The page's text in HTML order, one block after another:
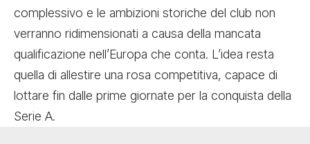
complessivo e le ambizioni storiche del club non
verranno ridimensionati a causa della mancata
qualificazione nell’Europa che conta. L’idea resta
quella di allestire una rosa competitiva, capace di
lottare fin dalle prime giornate per la conquista della
Serie A.